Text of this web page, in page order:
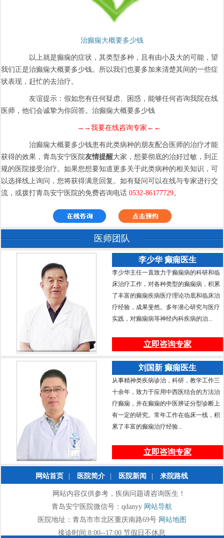
治癫痫大概要多少钱
以上就是癫痫的症状，其类型多种，且有由小及大的可能，望
我们正是治癫痫大概要多少钱。所以我们也要多加来清楚其间的一些症
状表现，赶忙的去治疗。
友谊提示：假如您有任何疑虑、困惑，能够任何咨询我院在线
医师，他们会诚挚为你回答。治癫痫大概要多少钱
→→我要在线咨询专家←←
治癫痫大概要多少钱患有此类病种的朋友配合医师的治疗才能
获得的效果，青岛安宁医院友情提醒大家，想要彻底的治好过敏，到正
规的医院接受治疗。如果您想要知道更多关于此类病种的相关知识，可
以选择线上询问，您将获得满意回复。如有疑问可以在线与专家进行交
流，或拨打青岛安宁医院的免费咨询电话0532-86177729。
医师团队
李少华 癫痫医生
李少华主任一直致力于癫痫病的科研和临
床治疗工作，对各种类型的癫痫病，积累
了丰富的癫痫疾病医疗理论功底和临床治
疗经验，成果斐然。多年潜心研究与医疗
实践，对癫痫病等神经内科疾病的治...
立即咨询专家
刘国新 癫痫医生
从事精神类疾病诊治，科研，教学工作三
十余年，致力于应用中西医结合的方法治
疗癫痫，并在癫痫的中医辨证分型诊断上
有一定的研究。常年工作在临床一线，积
累了丰富的癫痫治疗经验...
立即咨询专家
网站首页 医院简介 医院新闻 来院路线
网站内容仅供参考，疾病问题请咨询医生！
青岛安宁医院微信号：qdanyy 网站导航
医院地址：青岛市市北区重庆南路69号 网站地图
接诊时间:8:00--17:00 节假日不休息